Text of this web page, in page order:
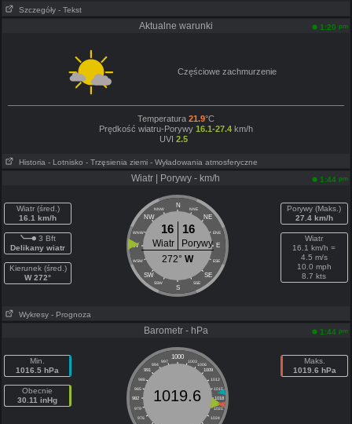
Szczegóły - Tekst
Aktualne warunki 1:20 pm
Częściowe zachmurzenie
Temperatura 21.9°C
Prędkość wiatru-Porywy 16.1-27.4km/h
UVI 2.5
Historia - Lotnisko - Trzęsienia ziemi - Wyładowania atmosferyczne
Wiatr | Porywy - km/h 1:44 pm
Wiatr (śred.)
16.1 km/h
3 Bft
Delikany wiatr
Kierunek (śred.)
W 272°
N
NNW NNE
NW NE
WNW ENE
W E
WSW ESE
SW SE
SSW SSE
S
16 16
Wiatr
Porywy
272° W
Porywy (Maks.)
27.4 km/h
Wiatr
16.1 km/h =
4.5 m/s
10.0 mph
8.7 kts
Wykresy - Prognoza
Barometr - hPa 1:44 pm
Min.
1016.5 hPa
Obecnie
30.11 inHg
1000
997 1003
994
1006
991
1009
988
1012
985
1015
982
1018
979
1021
976
1024
1019.6
Maks.
1019.6 hPa